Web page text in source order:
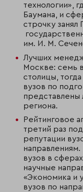
технологии»,
Баумана, и
строчку
им. И. М.
Лучших
Москве: семь
столицы,
вузов по
представлены
региона.
Рейтинговое
третий раз
репутации
вузов в
научные
«Экономика и
вузов по